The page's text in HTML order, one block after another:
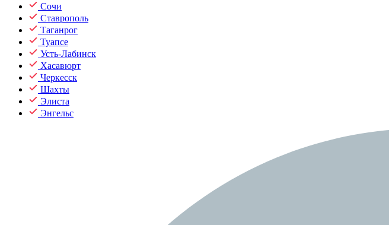
Сочи
Ставрополь
Таганрог
Туапсе
Усть-Лабинск
Хасавюрт
Черкесск
Шахты
Элиста
Энгельс